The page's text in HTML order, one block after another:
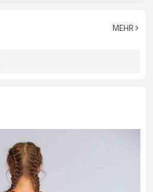
Angepasst
MEHR